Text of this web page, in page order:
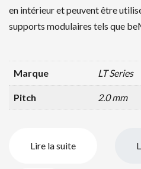
en intérieur et peuvent être
supports modulaires tels que
Marque LT Series
Pitch 2.0 mm
Lire la suite